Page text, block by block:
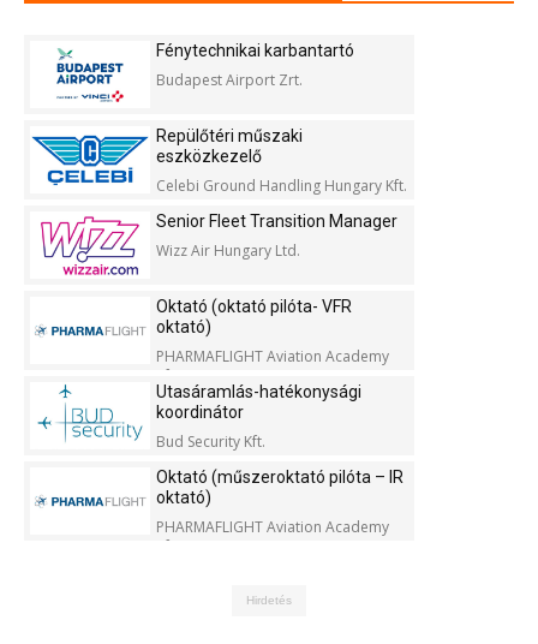
Fénytechnikai karbantartó
Budapest Airport Zrt.
Repülőtéri műszaki
eszközkezelő
Celebi Ground Handling Hungary Kft.
Senior Fleet Transition Manager
Wizz Air Hungary Ltd.
Oktató (oktató pilóta- VFR
oktató)
PHARMAFLIGHT Aviation Academy
Kft.
Utasáramlás-hatékonysági
koordinátor
Bud Security Kft.
Oktató (műszeroktató pilóta – IR
oktató)
PHARMAFLIGHT Aviation Academy
Kft.
Hirdetés